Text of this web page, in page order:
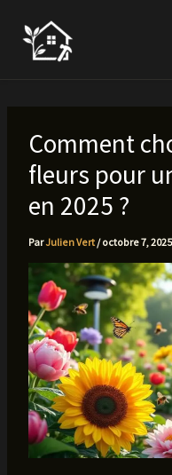
contenu
Comment
fleurs pour
en 2025 ?
ParJulien Vert /octobre 7, 2025